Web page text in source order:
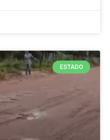
ESTADO